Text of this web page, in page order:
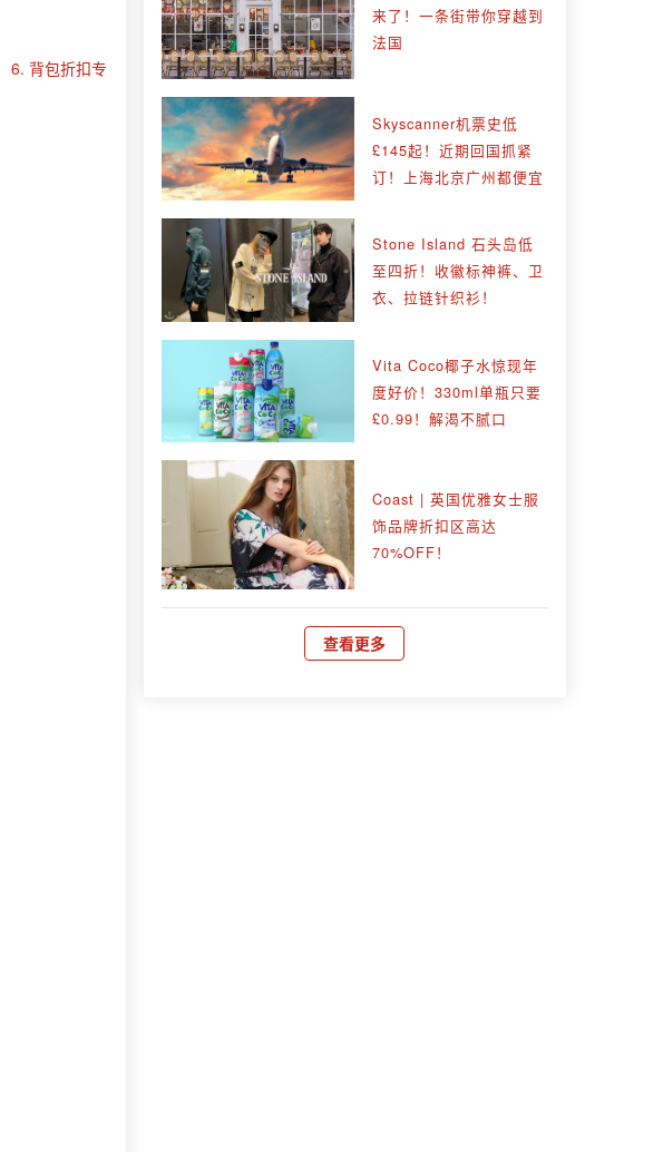
6. 背包折扣专
来了！一条街带你穿越到
法国
Skyscanner机票史低
£145起！近期回国抓紧
订！上海北京广州都便宜
Stone Island 石头岛低
至四折！收徽标神裤、卫
衣、拉链针织衫！
Vita Coco椰子水惊现年
度好价！330ml单瓶只要
£0.99！解渴不腻口
Coast | 英国优雅女士服
饰品牌折扣区高达
70%OFF！
查看更多